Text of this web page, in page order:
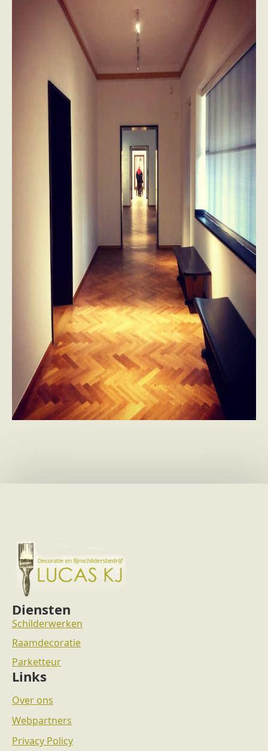
Diensten
Schilderwerken
Raamdecoratie
Parketteur
Links
Over ons
Webpartners
Privacy Policy